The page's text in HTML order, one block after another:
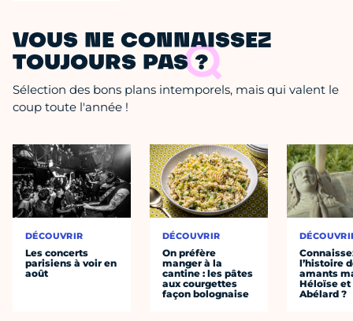
VOUS NE CONNAISSEZ
TOUJOURS PAS ?
Sélection des bons plans intemporels, mais qui valent le
coup toute l'année !
DÉCOUVRIR
Les concerts
parisiens à voir en
août
DÉCOUVRIR
On préfère
manger à la
cantine : les pâtes
aux courgettes
façon bolognaise
l’histoire
amants
Héloïse et
Abélard ?